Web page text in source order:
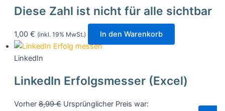
Diese Zahl ist nicht für alle sichtbar
1,00 € (inkl. 19% MwSt.) In den Warenkorb
LinkedIn
LinkedIn Erfolgsmesser (Excel)
Vorher 8,99€ Ursprünglicher Preis war: